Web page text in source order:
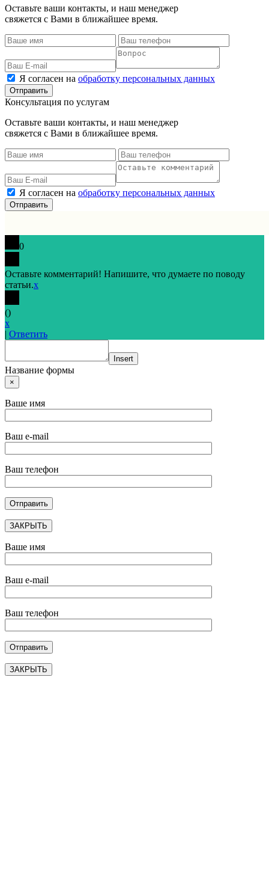
Оставьте ваши контакты, и наш менеджер
свяжется с Вами в ближайшее время.
Я согласен на обработку персональных данных
Консультация по услугам
Оставьте ваши контакты, и наш менеджер
свяжется с Вами в ближайшее время.
Я согласен на обработку персональных данных
0
Оставьте комментарий! Напишите, что думаете по поводу
статьи.x
()
x
Ответить
Insert
Название формы
×
Ваше имя
Ваш e-mail
Ваш телефон
ЗАКРЫТЬ
Ваше имя
Ваш e-mail
Ваш телефон
ЗАКРЫТЬ